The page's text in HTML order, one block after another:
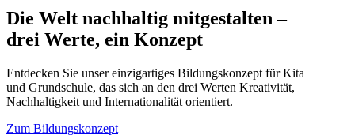
Die Welt nachhaltig mitgestalten –
drei Werte, ein Konzept
Entdecken Sie unser einzigartiges Bildungskonzept für Kita
und Grundschule, das sich an den drei Werten Kreativität,
Nachhaltigkeit und Internationalität orientiert.
Zum Bildungskonzept